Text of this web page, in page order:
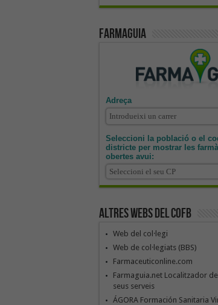
Farmaguia
Adreça
Seleccioni la població o el
districte per mostrar les
obertes avui:
Altres webs del COFB
Web del col·legi
Web de col·legiats (BBS)
Farmaceuticonline.com
Farmaguia.net Localitzador
seus serveis
ÁGORA Formación Sanitaria